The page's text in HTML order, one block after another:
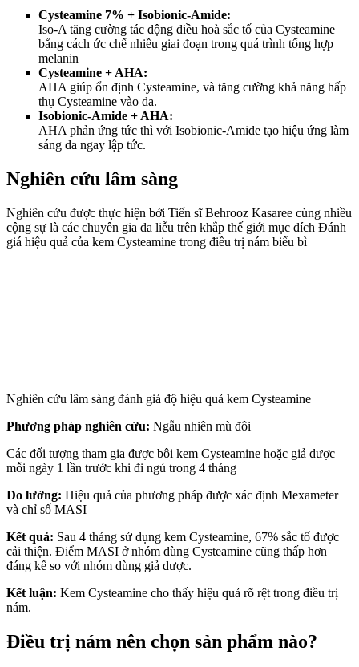
Cysteamine 7% + Isobionic-Amide:
Iso-A tăng cường tác động điều hoà sắc tố của Cysteamine
bằng cách ức chế nhiều giai đoạn trong quá trình tổng hợp
melanin
Cysteamine + AHA:
AHA giúp ổn định Cysteamine, và tăng cường khả năng hấp
thụ Cysteamine vào da.
Isobionic-Amide + AHA:
AHA phản ứng tức thì với Isobionic-Amide tạo hiệu ứng làm
sáng da ngay lập tức.
Nghiên cứu lâm sàng
Nghiên cứu được thực hiện bởi Tiến sĩ Behrooz Kasaree cùng nhiều
cộng sự là các chuyên gia da liễu trên khắp thế giới mục đích Đánh
giá hiệu quả của kem Cysteamine trong điều trị nám biểu bì
Nghiên cứu lâm sàng đánh giá độ hiệu quả kem Cysteamine
Phương pháp nghiên cứu: Ngẫu nhiên mù đôi
Các đối tượng tham gia được bôi kem Cysteamine hoặc giả dược
mỗi ngày 1 lần trước khi đi ngủ trong 4 tháng
Đo lường: Hiệu quả của phương pháp được xác định Mexameter
và chỉ số MASI
Kết quả: Sau 4 tháng sử dụng kem Cysteamine, 67% sắc tố được
cải thiện. Điểm MASI ở nhóm dùng Cysteamine cũng thấp hơn
đáng kể so với nhóm dùng giả dược.
Kết luận: Kem Cysteamine cho thấy hiệu quả rõ rệt trong điều trị
nám.
Điều trị nám nên chọn sản phẩm nào?